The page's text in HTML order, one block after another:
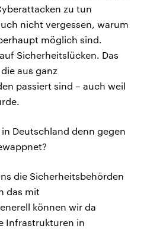
zu tun
nicht vergessen, warum
möglich sind.
Sicherheitslücken. Das
aus ganz
passiert sind – auch weil
Deutschland denn gegen
die Sicherheitsbehörden
das mit
können wir da
Infrastrukturen in